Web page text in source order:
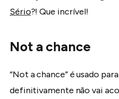
Sério?! Que incrível!
Not a chance
“Not a chance” é usado
definitivamente não vai